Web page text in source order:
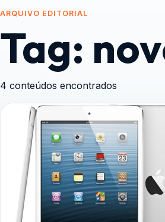
ARQUIVO EDITORIAL
Tag:
4 conteúdos encontrados